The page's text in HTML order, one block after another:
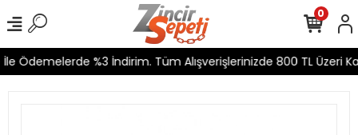
Ödemelerde %3 İndirim. Tüm Alışverişlerinizde 800 TL Üzeri
0